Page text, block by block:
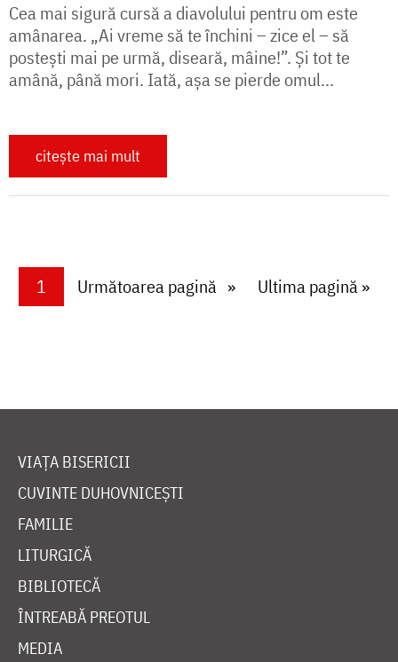
Cea mai sigură cursă a diavolului pentru om este
amânarea. „Ai vreme să te închini – zice el – să
posteşti mai pe urmă, diseară, mâine!”. Şi tot te
amână, până mori. Iată, aşa se pierde omul...
citește mai mult
PaginareCurrent page
1 Next page
Următoarea pagină Last page
Ultima pagină »
VIAȚA BISERICII
CUVINTE DUHOVNICEȘTI
FAMILIE
LITURGICĂ
BIBLIOTECĂ
ÎNTREABĂ PREOTUL
MEDIA